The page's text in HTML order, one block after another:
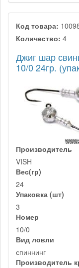
Код товара:
Количество: 4
Джиг шар
10/0 24гр.
Производитель
VISH
Вес(гр)
24
Упаковка (шт)
3
Номер
10/0
Вид ловли
спиннинг
Производитель